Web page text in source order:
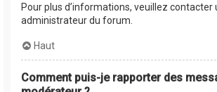
Pour plus d’informations, veuillez contacter
administrateur du forum.
Haut
Comment puis-je rapporter des